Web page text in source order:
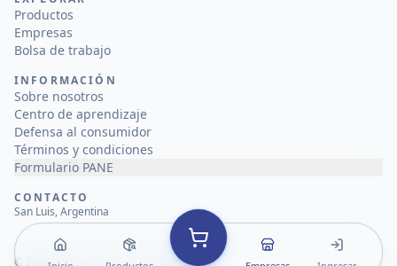
Productos
Empresas
Bolsa de trabajo
INFORMACIÓN
Sobre nosotros
Centro de aprendizaje
Defensa al consumidor
Términos y condiciones
Formulario PANE
CONTACTO
San Luis, Argentina
© 2026Compre San Luis Marketplace